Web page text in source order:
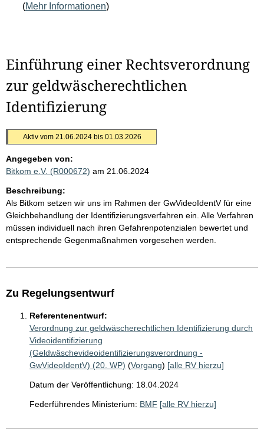
(Mehr Informationen)
Einführung einer Rechtsverordnung
zur geldwäscherechtlichen
Identifizierung
Aktiv vom 21.06.2024 bis 01.03.2026
Angegeben von:
Bitkom e.V. (R000672) am 21.06.2024
Beschreibung:
Als Bitkom setzen wir uns im Rahmen der GwVideoIdentV für eine
Gleichbehandlung der Identifizierungsverfahren ein. Alle Verfahren
müssen individuell nach ihren Gefahrenpotenzialen bewertet und
entsprechende Gegenmaßnahmen vorgesehen werden.
Zu Regelungsentwurf
Referentenentwurf:
Verordnung zur geldwäscherechtlichen Identifizierung durch
Videoidentifizierung
(Geldwäschevideoidentifizierungsverordnung -
GwVideoIdentV) (20. WP) (Vorgang) [alle RV hierzu]
Datum der Veröffentlichung: 18.04.2024
Federführendes Ministerium: BMF [alle RV hierzu]